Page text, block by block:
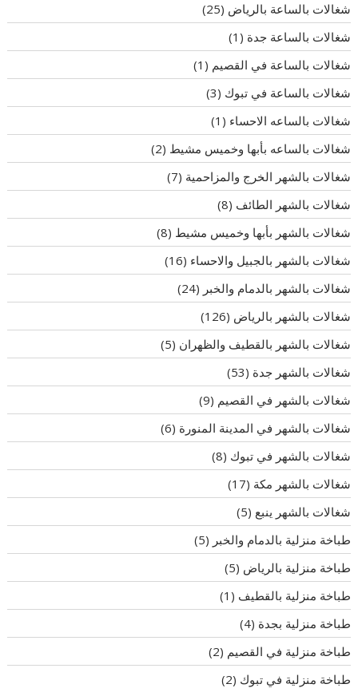
شغالات بالساعة بالرياض (25)
شغالات بالساعة جدة (1)
شغالات بالساعة في القصيم (1)
شغالات بالساعة في تبوك (3)
شغالات بالساعه الاحساء (1)
شغالات بالساعه بأبها وخميس مشيط (2)
شغالات بالشهر الخرج والمزاحمية (7)
شغالات بالشهر الطائف (8)
شغالات بالشهر بأبها وخميس مشيط (8)
شغالات بالشهر بالجبيل والاحساء (16)
شغالات بالشهر بالدمام والخبر (24)
شغالات بالشهر بالرياض (126)
شغالات بالشهر بالقطيف والظهران (5)
شغالات بالشهر جدة (53)
شغالات بالشهر في القصيم (9)
شغالات بالشهر في المدينة المنورة (6)
شغالات بالشهر في تبوك (8)
شغالات بالشهر مكة (17)
شغالات بالشهر ينبع (5)
طباخة منزلية بالدمام والخبر (5)
طباخة منزلية بالرياض (5)
طباخة منزلية بالقطيف (1)
طباخة منزلية بجدة (4)
طباخة منزلية في القصيم (2)
طباخة منزلية في تبوك (2)